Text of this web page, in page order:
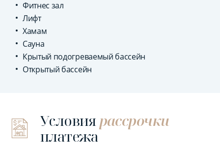
Фитнес зал
Лифт
Хамам
Сауна
Крытый подогреваемый бассейн
Открытый бассейн
Условиярассрочки
платежа